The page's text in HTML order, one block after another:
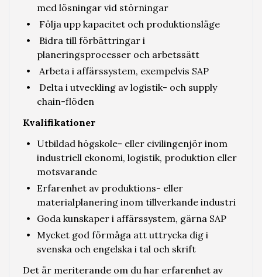
med lösningar vid störningar
Följa upp kapacitet och produktionsläge
Bidra till förbättringar i
planeringsprocesser och arbetssätt
Arbeta i affärssystem, exempelvis SAP
Delta i utveckling av logistik- och supply
chain-flöden
Kvalifikationer
Utbildad högskole- eller civilingenjör inom
industriell ekonomi, logistik, produktion eller
motsvarande
Erfarenhet av produktions- eller
materialplanering inom tillverkande industri
Goda kunskaper i affärssystem, gärna SAP
Mycket god förmåga att uttrycka dig i
svenska och engelska i tal och skrift
Det är meriterande om du har erfarenhet av